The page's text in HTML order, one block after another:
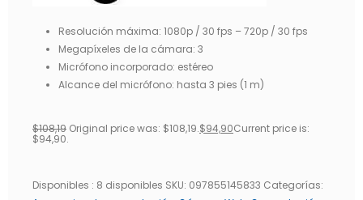
Resolución máxima: 1080p / 30 fps – 720p / 30 fps
Megapíxeles de la cámara: 3
Micrófono incorporado: estéreo
Alcance del micrófono: hasta 3 pies (1 m)
$108,19 Original price was: $108,19.$94,90Current price is:
$94,90.
Disponibles : 8 disponibles SKU: 097855145833 Categorías: